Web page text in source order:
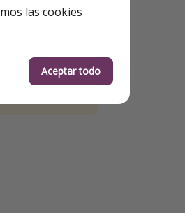
las cookies
Aceptar todo